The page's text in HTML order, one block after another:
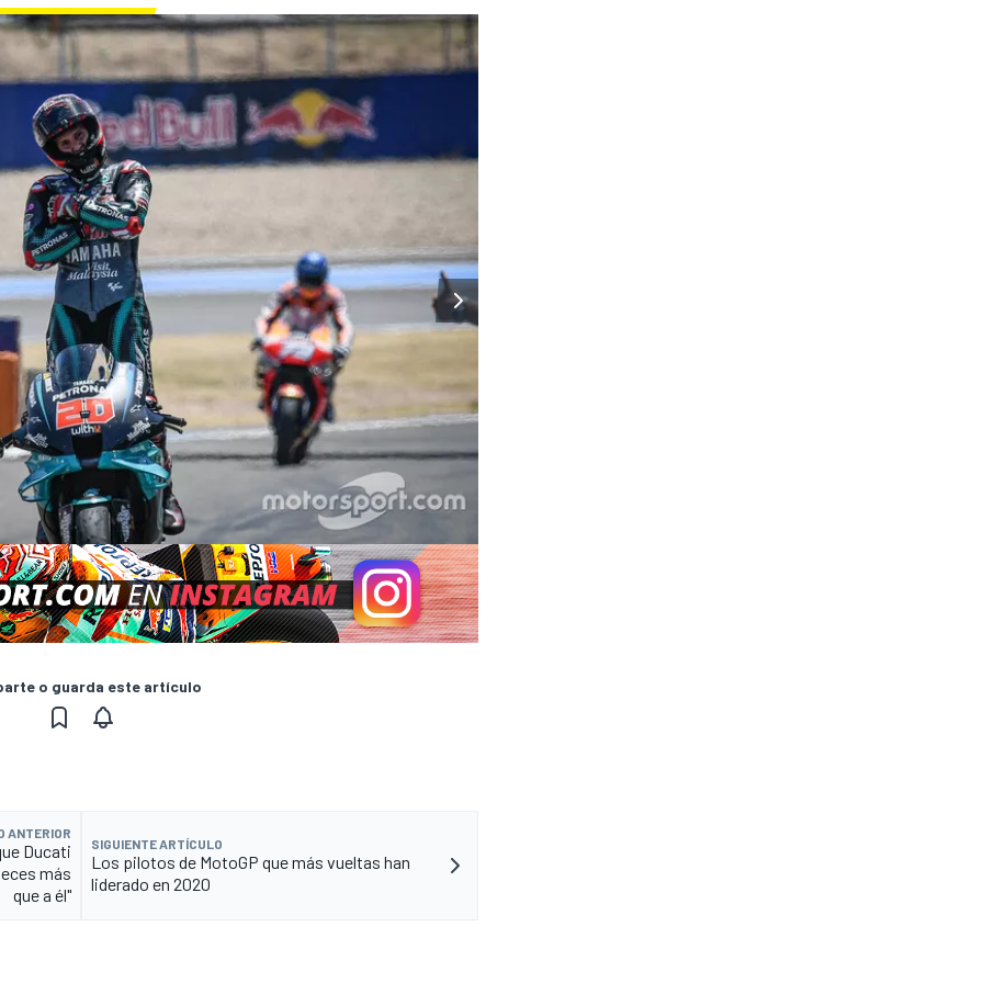
o guarda este artículo
ANTERIOR
Ducati
más
que a él"
SIGUIENTE ARTÍCULO
Los pilotos de MotoGP que más vueltas han
liderado en 2020